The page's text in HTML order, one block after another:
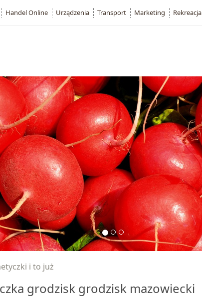
i to już
grodzisk grodzisk mazowiecki
Handel Online Urządzenia Transport Marketing Rekreacja